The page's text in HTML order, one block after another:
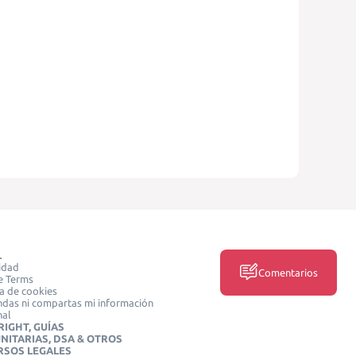
Terms
de cookies
ni compartas mi información
GUÍAS
DSA & OTROS
LEGALES
Comentarios